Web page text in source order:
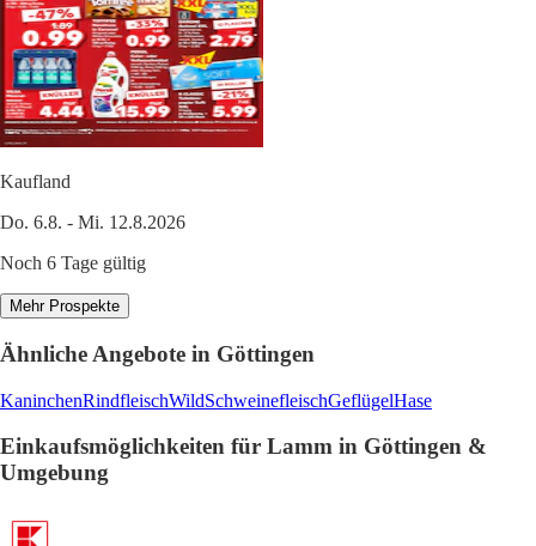
Kaufland
Do. 6.8. - Mi. 12.8.2026
Noch 6 Tage gültig
Mehr Prospekte
Ähnliche Angebote in Göttingen
KaninchenRindfleischWildSchweinefleischGeflügelHase
Einkaufsmöglichkeiten für Lamm in Göttingen &
Umgebung